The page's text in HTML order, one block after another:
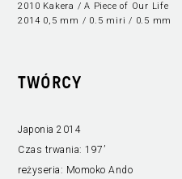
TWÓRCY
Japonia 2014
Czas trwania: 197’
reżyseria: Momoko Ando
2010 Kakera / A Piece of Our Life
2014 0,5 mm / 0.5 miri / 0.5 mm